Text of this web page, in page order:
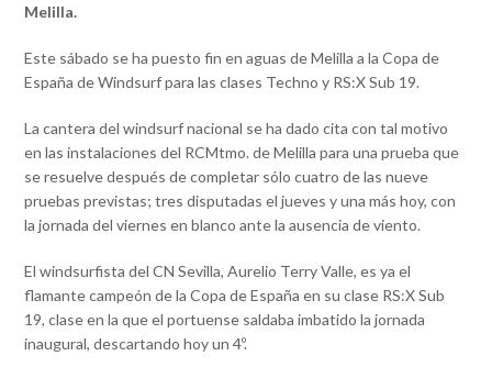
Melilla.
Este sábado se ha puesto fin en aguas de Melilla a la Copa de
España de Windsurf para las clases Techno y RS:X Sub 19.
La cantera del windsurf nacional se ha dado cita con tal motivo
en las instalaciones del RCMtmo. de Melilla para una prueba que
se resuelve después de completar sólo cuatro de las nueve
pruebas previstas; tres disputadas el jueves y una más hoy, con
la jornada del viernes en blanco ante la ausencia de viento.
El windsurfista del CN Sevilla, Aurelio Terry Valle, es ya el
flamante campeón de la Copa de España en su clase RS:X Sub
19, clase en la que el portuense saldaba imbatido la jornada
inaugural, descartando hoy un 4º.